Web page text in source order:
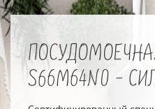
S66M64N0 -